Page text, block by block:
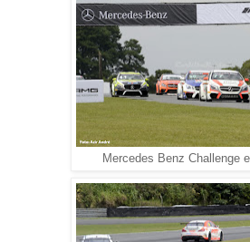
Mercedes Benz Challenge